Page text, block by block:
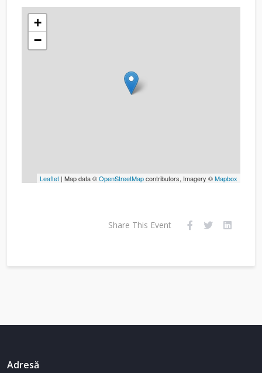
+
−
Leaflet | Map data ©OpenStreetMapcontributors, Imagery ©Mapbox
Share This Event
Adresă